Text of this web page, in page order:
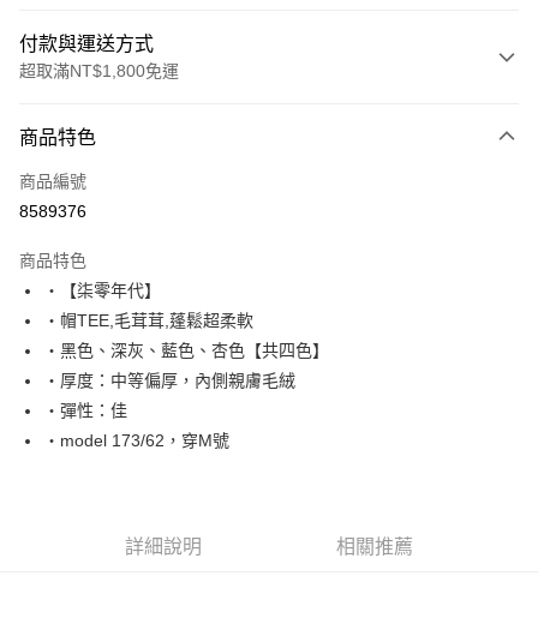
付款與運送方式
超取滿NT$1,800免運
信用卡一次付款
超商取貨付款
Apple Pay
街口支付
悠遊付
Google Pay
AFTEE先享後付是「在收到商品之後才付款」的支付方式。 讓您購物簡單
商品特色
商品編號
8589376
商品特色
‧【柒零年代】
‧帽TEE,毛茸茸,蓬鬆超柔軟
‧黑色、深灰、藍色、杏色【共四色】
‧厚度：中等偏厚，內側親膚毛絨
‧彈性：佳
‧model 173/62，穿M號
詳細說明 相關推薦